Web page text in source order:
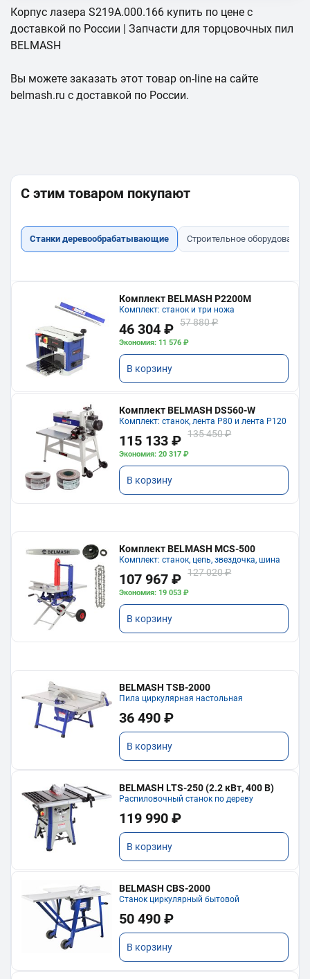
Корпус лазера S219A.000.166 купить по цене с
доставкой по России | Запчасти для торцовочных пил
BELMASH
Вы можете заказать этот товар on-line на сайте
belmash.ru с доставкой по России.
С этим товаром покупают
Станки деревообрабатывающие Строительное оборудование
Комплект BELMASH P2200M
Комплект: станок и три ножа
46 304 ₽ 57 880 ₽
Экономия: 11 576 ₽
В корзину
Комплект BELMASH DS560-W
Комплект: станок, лента P80 и лента P120
115 133 ₽ 135 450 ₽
Экономия: 20 317 ₽
В корзину
Комплект BELMASH MCS-500
Комплект: станок, цепь, звездочка, шина
107 967 ₽ 127 020 ₽
Экономия: 19 053 ₽
В корзину
BELMASH TSB-2000
Пила циркулярная настольная
36 490 ₽
В корзину
BELMASH LTS-250 (2.2 кВт, 400 В)
Распиловочный станок по дереву
119 990 ₽
В корзину
BELMASH CBS-2000
Станок циркулярный бытовой
50 490 ₽
В корзину